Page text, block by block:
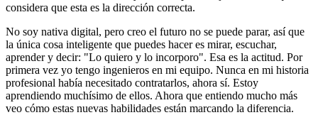
considera que esta es la dirección correcta.
No soy nativa digital, pero creo el futuro no se puede parar, así que
la única cosa inteligente que puedes hacer es mirar, escuchar,
aprender y decir: "Lo quiero y lo incorporo". Esa es la actitud. Por
primera vez yo tengo ingenieros en mi equipo. Nunca en mi historia
profesional había necesitado contratarlos, ahora sí. Estoy
aprendiendo muchísimo de ellos. Ahora que entiendo mucho más
veo cómo estas nuevas habilidades están marcando la diferencia.